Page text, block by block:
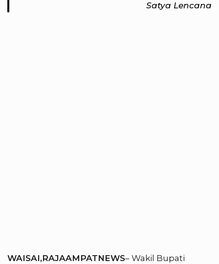
Satya Lencana
WAISAI,RAJAAMPATNEWS– Wakil Bupati